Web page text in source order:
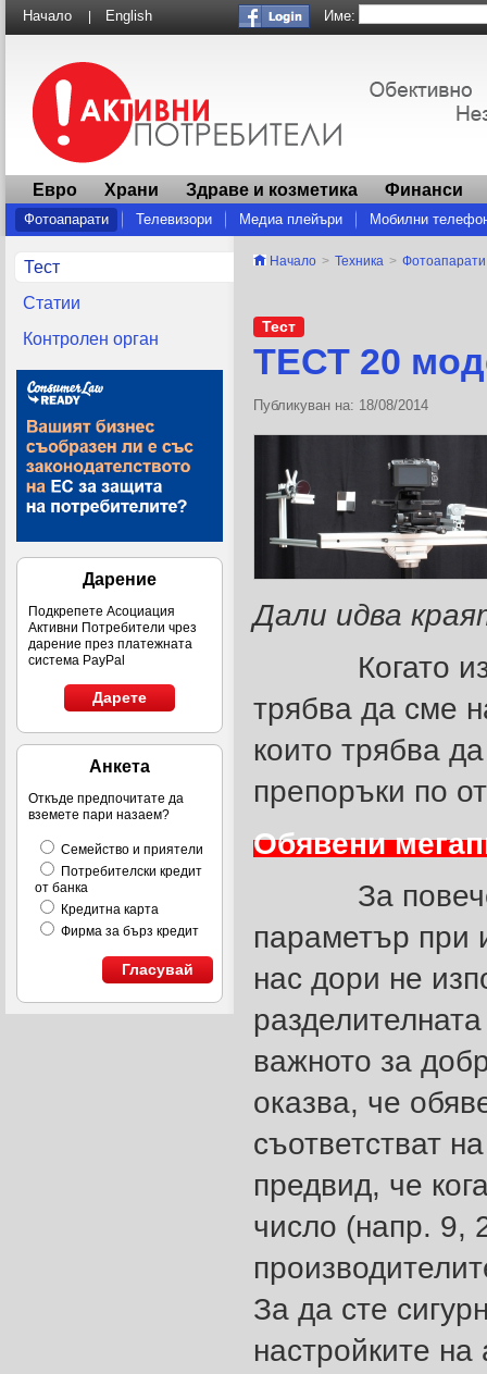
Начало English Име:
Евро Храни Здраве и козметика Финанси
Фотоапарати Телевизори Медиа плейъри
Мобилни
Тест
Статии
Контролен орган
Дарение
Подкрепете Асоциация
Активни Потребители чрез
дарение през платежната
система PayPal
Дарете
Анкета
Откъде предпочитате да
вземете пари назаем?
Семейство и приятели
Потребителски кредит
от банка
Кредитна карта
Фирма за бърз кредит
Гласувай
Начало > Техника > Фотоапарати
Тест
ТЕСТ 20
Публикуван на: 18/08/2014
Дали идва
Когато
трябва да сме
които трябва
препоръки по
Обявени
За повечето
параметър при
нас дори не
важното за
оказва, че
съответстват
предвид, че
число (напр. 9,
За да сте
настройките на